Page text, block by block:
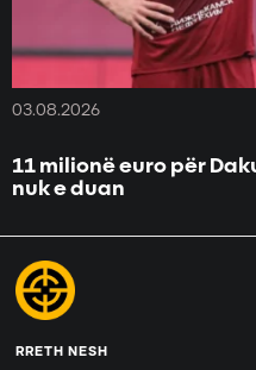
03.08.2026
11 milionë euro për
nuk e duan
RRETH NESH